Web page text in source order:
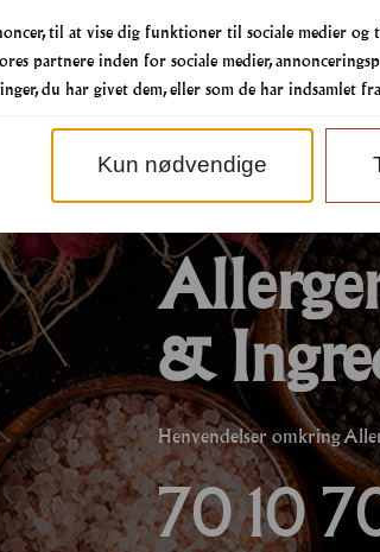
139kr.
LÆS MERE
&
Henvendelser omkring
70 10
til at vise dig funktioner til sociale medier og
partnere inden for sociale medier,
du har givet dem, eller som de har indsamlet
Kun nødvendige